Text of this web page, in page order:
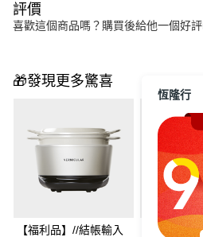
評價
喜歡這個商品嗎？購買後給他一個好
🎁發現更多驚喜
【福利品】//結帳輸入 【福利品
恆隆行